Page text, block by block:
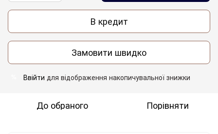
В кредит
Замовити швидко
Ввійти для відображення накопичувальної знижки
До обраного Порівняти